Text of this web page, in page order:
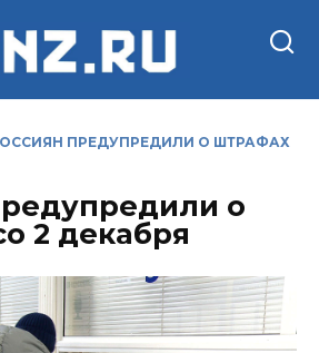
ПРЕДУПРЕДИЛИ О ШТРАФАХ
о
2 декабря